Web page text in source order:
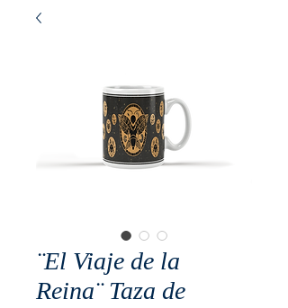
¨El Viaje de la
Reina¨ Taza de